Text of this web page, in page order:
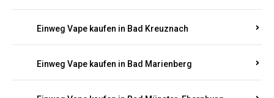
Einweg Vape kaufen in Bad Kreuznach
Einweg Vape kaufen in Bad Marienberg